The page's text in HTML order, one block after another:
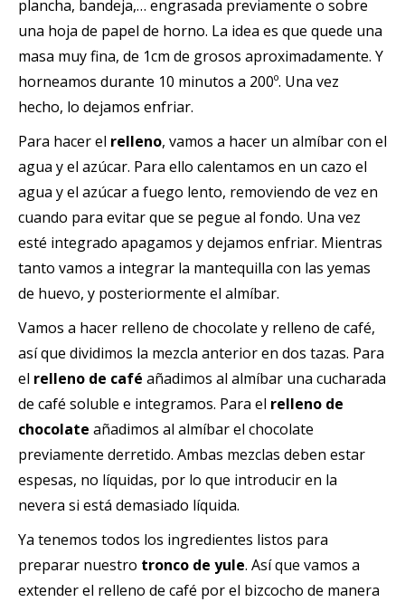
plancha, bandeja,… engrasada previamente o sobre
una hoja de papel de horno. La idea es que quede una
masa muy fina, de 1cm de grosos aproximadamente. Y
horneamos durante 10 minutos a 200º. Una vez
hecho, lo dejamos enfriar.
Para hacer el relleno, vamos a hacer un almíbar con el
agua y el azúcar. Para ello calentamos en un cazo el
agua y el azúcar a fuego lento, removiendo de vez en
cuando para evitar que se pegue al fondo. Una vez
esté integrado apagamos y dejamos enfriar. Mientras
tanto vamos a integrar la mantequilla con las yemas
de huevo, y posteriormente el almíbar.
Vamos a hacer relleno de chocolate y relleno de café,
así que dividimos la mezcla anterior en dos tazas. Para
el relleno de café añadimos al almíbar una cucharada
de café soluble e integramos. Para el relleno de
chocolate añadimos al almíbar el chocolate
previamente derretido. Ambas mezclas deben estar
espesas, no líquidas, por lo que introducir en la
nevera si está demasiado líquida.
Ya tenemos todos los ingredientes listos para
preparar nuestro tronco de yule. Así que vamos a
extender el relleno de café por el bizcocho de manera